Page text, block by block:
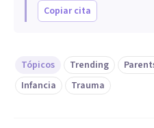
Copiar cita
Tópicos Trending
Infancia
Trauma